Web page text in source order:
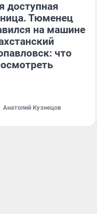
доступная
Тюменец
на машине
что
Анатолий Кузнецов